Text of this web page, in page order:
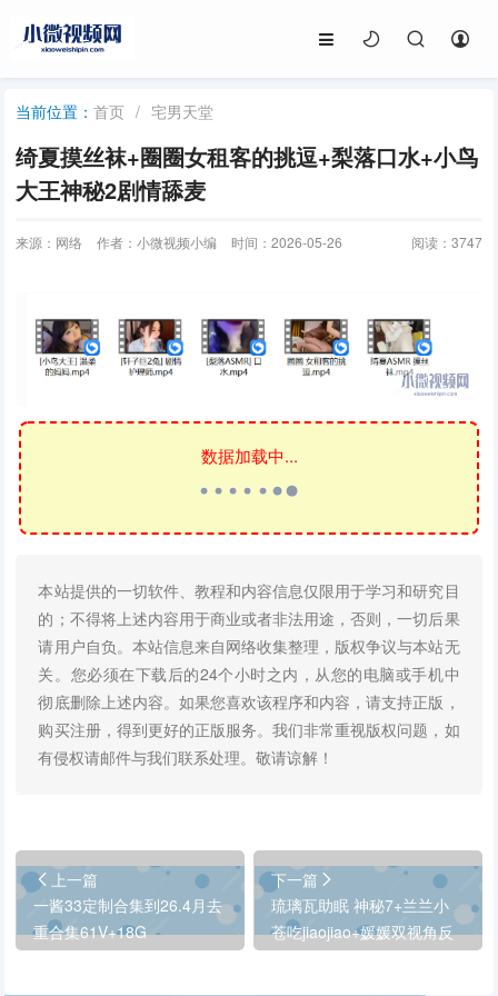
当前位置：首页 / 宅男天堂
绮夏摸丝袜+圈圈女租客的挑逗+梨落口水+小鸟
大王神秘2剧情舔麦
来源：网络 作者：小微视频小编 时间：2026-05-26 阅读： 3747
数据加载中...
本站提供的一切软件、教程和内容信息仅限用于学习和研究目
的；不得将上述内容用于商业或者非法用途，否则，一切后果
请用户自负。本站信息来自网络收集整理，版权争议与本站无
关。您必须在下载后的24个小时之内，从您的电脑或手机中
彻底删除上述内容。如果您喜欢该程序和内容，请支持正版，
购买注册，得到更好的正版服务。我们非常重视版权问题，如
有侵权请邮件与我们联系处理。敬请谅解！
上一篇
一酱33定制合集到26.4月去
重合集61V+18G
下一篇
琉璃瓦助眠 神秘7+兰兰小
苍吃jiaojiao+媛媛双视角反